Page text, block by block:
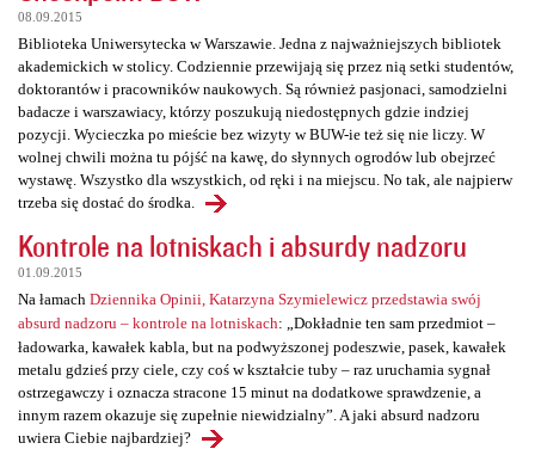
08.09.2015
Biblioteka Uniwersytecka w Warszawie. Jedna z najważniejszych bibliotek
akademickich w stolicy. Codziennie przewijają się przez nią setki studentów,
doktorantów i pracowników naukowych. Są również pasjonaci, samodzielni
badacze i warszawiacy, którzy poszukują niedostępnych gdzie indziej
pozycji. Wycieczka po mieście bez wizyty w BUW-ie też się nie liczy. W
wolnej chwili można tu pójść na kawę, do słynnych ogrodów lub obejrzeć
wystawę. Wszystko dla wszystkich, od ręki i na miejscu. No tak, ale najpierw
trzeba się dostać do środka.
Kontrole na lotniskach i absurdy nadzoru
01.09.2015
Na łamach Dziennika Opinii, Katarzyna Szymielewicz przedstawia swój
absurd nadzoru – kontrole na lotniskach: „Dokładnie ten sam przedmiot –
ładowarka, kawałek kabla, but na podwyższonej podeszwie, pasek, kawałek
metalu gdzieś przy ciele, czy coś w kształcie tuby – raz uruchamia sygnał
ostrzegawczy i oznacza stracone 15 minut na dodatkowe sprawdzenie, a
innym razem okazuje się zupełnie niewidzialny”. A jaki absurd nadzoru
uwiera Ciebie najbardziej?